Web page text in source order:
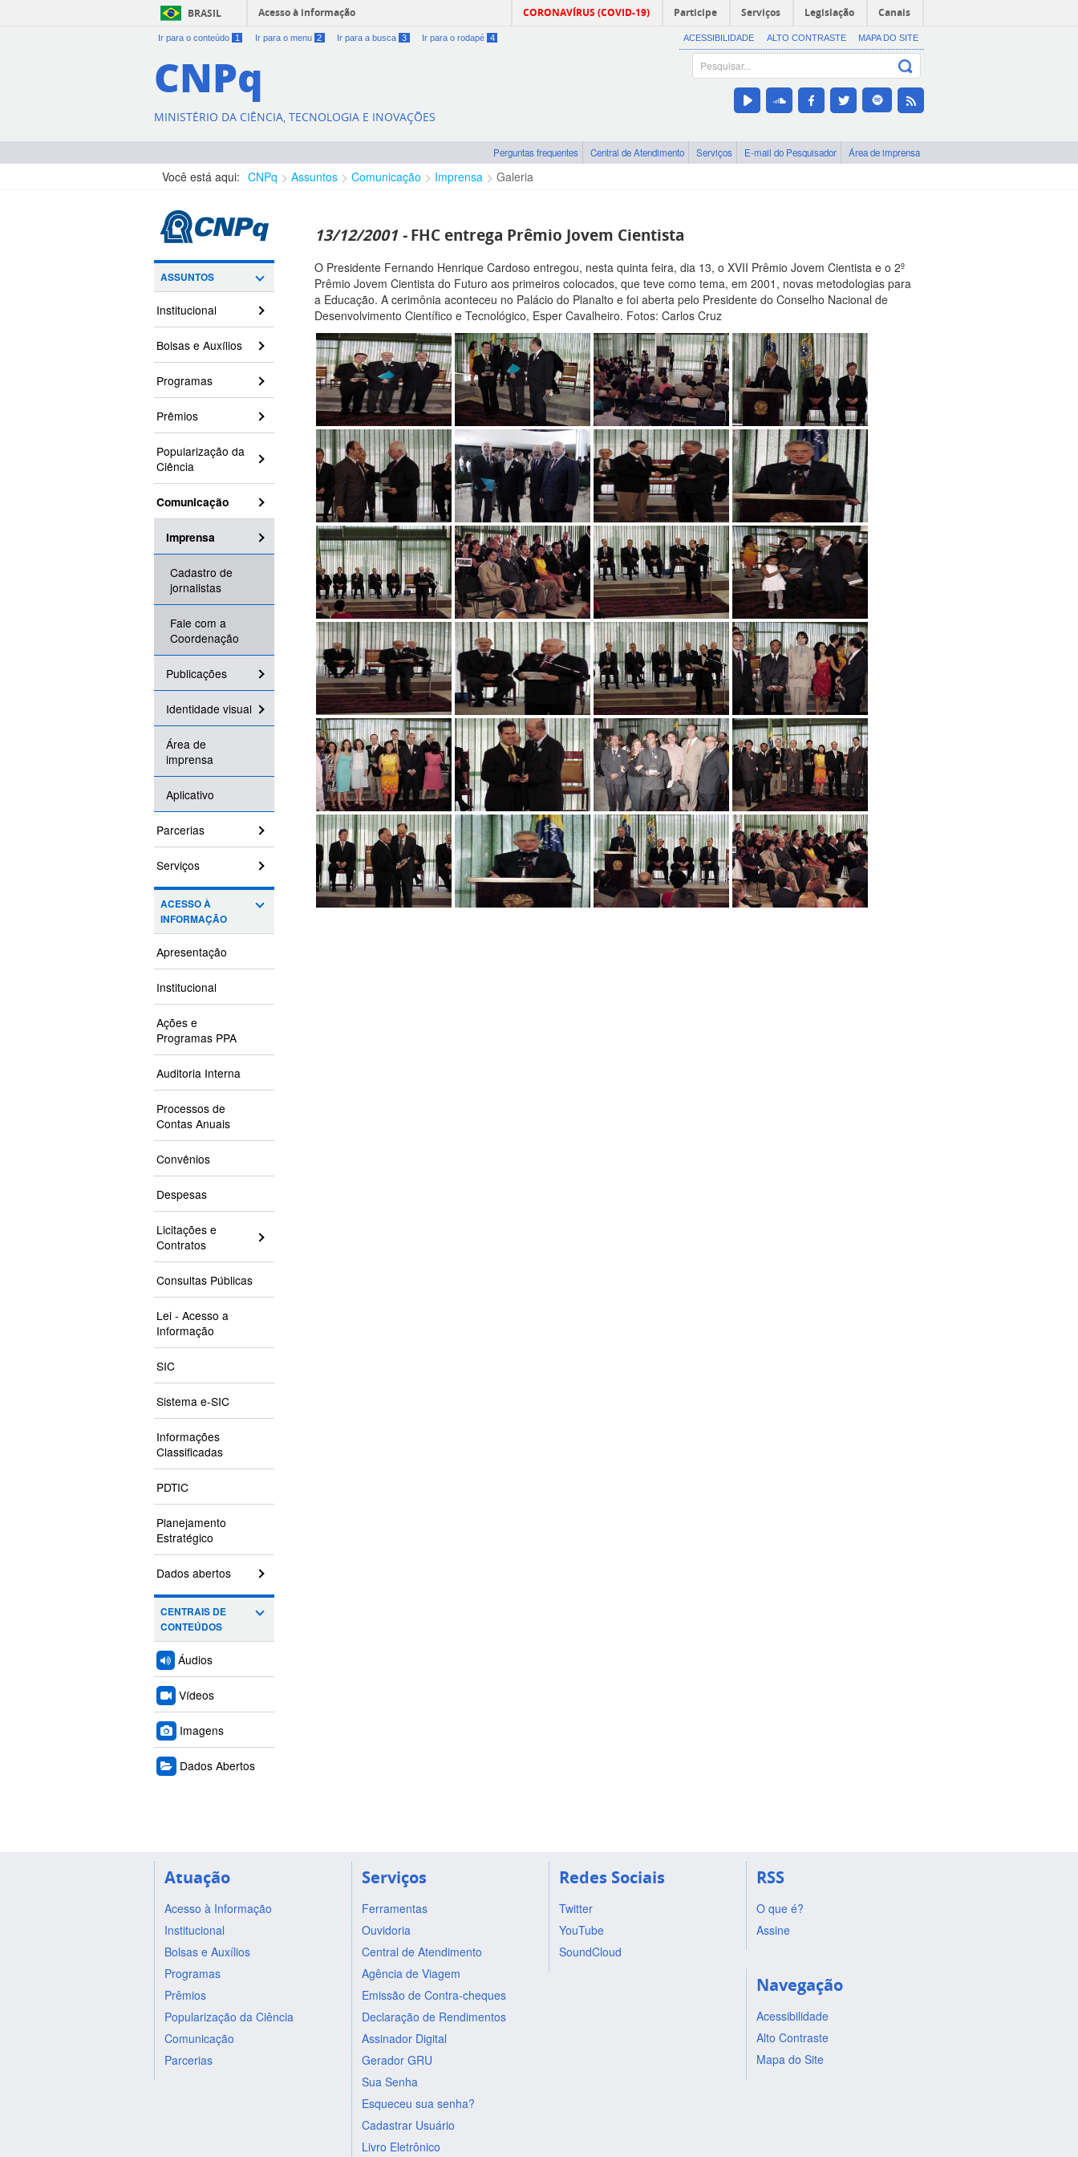
BRASIL Acesso à informação CORONAVÍRUS (COVID-19) Participe Serviços Legislação Canais
Ir para o conteúdo 1 Ir para o menu 2 Ir para a busca 3 Ir para o rodapé 4 ACESSIBILIDADE ALTO CONTRASTE MAPA DO SITE
CNPq
MINISTÉRIO DA CIÊNCIA, TECNOLOGIA E INOVAÇÕES
Perguntas frequentes Central de Atendimento Serviços E-mail do Pesquisador Área de imprensa
Você está aqui: CNPq Assuntos Comunicação Imprensa Galeria
ASSUNTOS
Institucional
Bolsas e Auxílios
Programas
Prêmios
Popularização da
Ciência
Comunicação
Imprensa
Cadastro de
jornalistas
Fale com a
Coordenação
Publicações
Identidade visual
Área de
imprensa
Aplicativo
Parcerias
Serviços
ACESSO À
INFORMAÇÃO
Apresentação
Institucional
Ações e
Programas PPA
Auditoria Interna
Processos de
Contas Anuais
Convênios
Despesas
Licitações e
Contratos
Consultas Públicas
Lei - Acesso a
Informação
SIC
Sistema e-SIC
Informações
Classificadas
PDTIC
Planejamento
Estratégico
Dados abertos
CENTRAIS DE
CONTEÚDOS
Áudios
Vídeos
Imagens
Dados Abertos
13/12/2001 -FHC entrega Prêmio Jovem Cientista
O Presidente Fernando Henrique Cardoso entregou, nesta quinta feira, dia 13, o XVII Prêmio Jovem Cientista e o 2º
Prêmio Jovem Cientista do Futuro aos primeiros colocados, que teve como tema, em 2001, novas metodologias para
a Educação. A cerimônia aconteceu no Palácio do Planalto e foi aberta pelo Presidente do Conselho Nacional de
Desenvolvimento Científico e Tecnológico, Esper Cavalheiro. Fotos: Carlos Cruz
Atuação
Acesso à Informação
Institucional
Bolsas e Auxílios
Programas
Prêmios
Popularização da Ciência
Comunicação
Parcerias
Serviços
Ferramentas
Ouvidoria
Central de Atendimento
Agência de Viagem
Emissão de Contra-cheques
Declaração de Rendimentos
Assinador Digital
Gerador GRU
Sua Senha
Esqueceu sua senha?
Cadastrar Usuário
Livro Eletrônico
Redes Sociais
Twitter
YouTube
SoundCloud
RSS
O que é?
Assine
Navegação
Acessibilidade
Alto Contraste
Mapa do Site